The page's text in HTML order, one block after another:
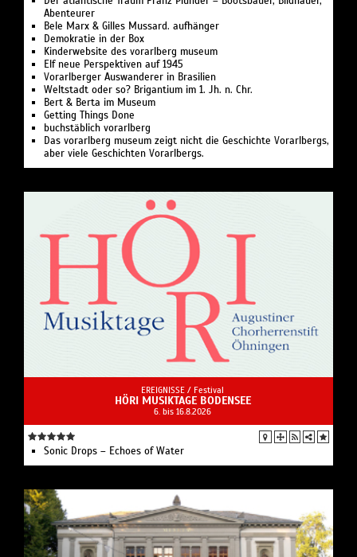
Abenteurer
Bele Marx & Gilles Mussard. aufhänger
Demokratie in der Box
Kinderwebsite des vorarlberg museum
Elf neue Perspektiven auf 1945
Vorarlberger Auswanderer in Brasilien
Weltstadt oder so? Brigantium im 1. Jh. n. Chr.
Bert & Berta im Museum
Getting Things Done
buchstäblich vorarlberg
Das vorarlberg museum zeigt nicht die Geschichte Vorarlbergs,
aber viele Geschichten Vorarlbergs.
EREIGNISSE / Festival
HÖRI MUSIKTAGE BODENSEE
6. bis 16.8.2026
Sonic Drops – Echoes of Water